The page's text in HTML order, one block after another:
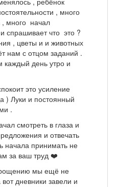
, много
, много начал
спрашивает что это ?
, цветы и и животных
нам с отцом заданий .
каждый день утро и
это усиление
) Луки и постоянный
.
смотреть в глаза и
и отвечать
начала принимать не
за ваш труд ❤️
мы ещё не
дневники завели и